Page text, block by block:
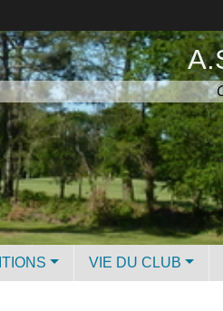
VIE DU CLUB